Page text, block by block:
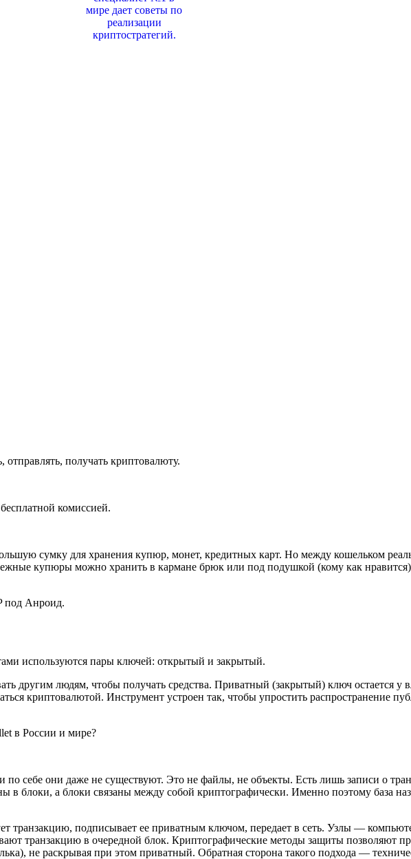
получать криптовалюту.
сумку для хранения купюр, монет, кредитных карт. Но между кошельком
купюры можно хранить в кармане брюк или под подушкой (кому как
используются пары ключей: открытый и закрытый.
другим людям, чтобы получать средства. Приватный (закрытый) ключ остается у
криптовалютой. Инструмент устроен так, чтобы упростить распространение
по себе они даже не существуют. Это не файлы, не объекты. Есть лишь записи о
в блоки, а блоки связаны между собой криптографически. Именно поэтому база
транзакцию, подписывает ее приватным ключом, передает в сеть. Узлы —
транзакцию в очередной блок. Криптографические методы защиты позволяют
), не раскрывая при этом приватный. Обратная сторона такого подхода —